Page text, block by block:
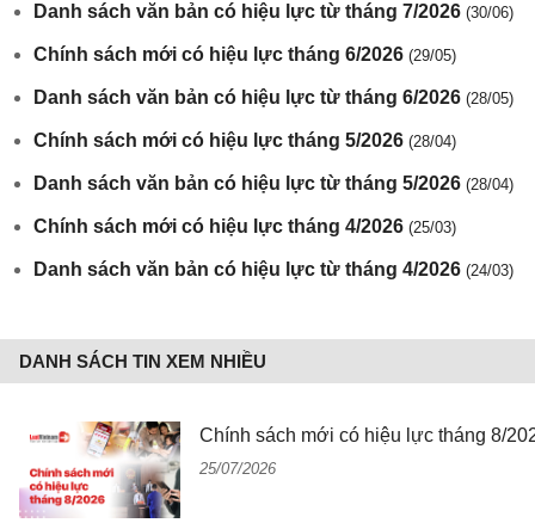
Danh sách văn bản có hiệu lực từ tháng 7/2026 (30/06)
Chính sách mới có hiệu lực tháng 6/2026 (29/05)
Danh sách văn bản có hiệu lực từ tháng 6/2026 (28/05)
Chính sách mới có hiệu lực tháng 5/2026 (28/04)
Danh sách văn bản có hiệu lực từ tháng 5/2026 (28/04)
Chính sách mới có hiệu lực tháng 4/2026 (25/03)
Danh sách văn bản có hiệu lực từ tháng 4/2026 (24/03)
DANH SÁCH TIN XEM NHIỀU
Chính sách mới có hiệu lực tháng 8/
25/07/2026